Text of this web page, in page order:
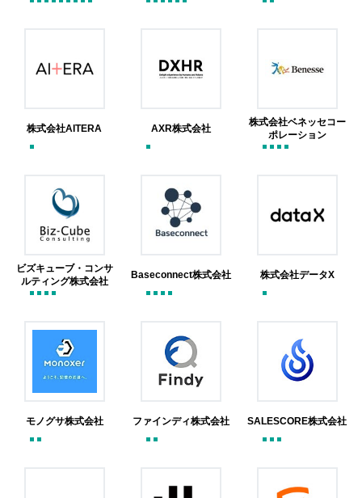
株式会社AITERA AXR株式会社
株式会社ベネッセコー
ポレーション
ビズキューブ・コンサ
ルティング株式会社
Baseconnect株式会社 株式会社データX
モノグサ株式会社 ファインディ株式会社 SALESCORE株式会社